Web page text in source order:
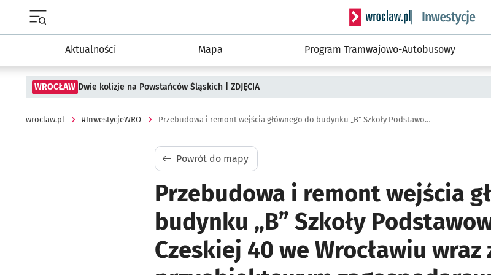
Serwis informacyjny wroclaw.pl
Aktualności Mapa Program Tramwajowo-Autobusowy
WROCŁAW Dwie kolizje na Powstańców Śląskich | ZDJĘCIA
wroclaw.pl #InwestycjeWRO Przebudowa i remont wejścia głównego do budynku „B” Szkoły Podstawowej nr 50 przy ul. Czeskiej 40 we Wrocławiu wraz z przyobiektowym zagospodarowaniem terenu
Powrót do mapy
Przebudowa i remont wejścia
budynku „B” Szkoły
Czeskiej 40 we Wrocławiu wraz